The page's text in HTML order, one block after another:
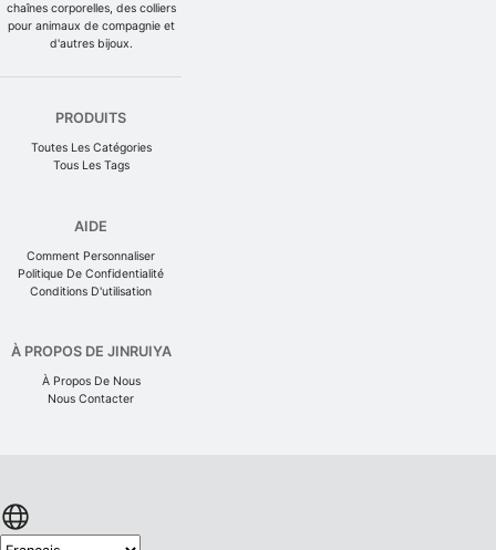
chaînes corporelles, des colliers
pour animaux de compagnie et
d'autres bijoux.
PRODUITS
Toutes Les Catégories
Tous Les Tags
AIDE
Comment Personnaliser
Politique De Confidentialité
Conditions D'utilisation
À PROPOS DE JINRUIYA
À Propos De Nous
Nous Contacter